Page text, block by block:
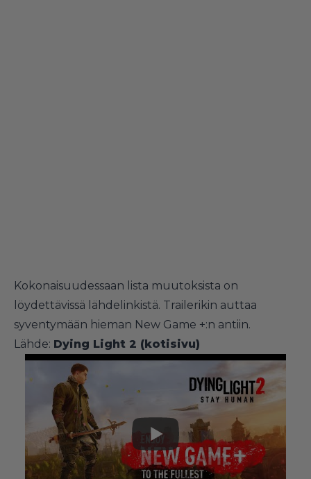
Kokonaisuudessaan lista muutoksista on
löydettävissä lähdelinkistä. Trailerikin auttaa
syventymään hieman New Game +:n antiin.
Lähde: Dying Light 2 (kotisivu)